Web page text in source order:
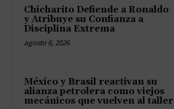
Chicharito Defiende a Ronaldo
y Atribuye su Confianza a
Disciplina Extrema
agosto 6, 2026
México y Brasil reactivan su
alianza petrolera como viejos
mecánicos que vuelven al taller